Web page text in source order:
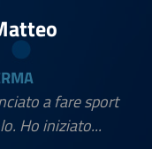
a fare sport
Ho iniziato...